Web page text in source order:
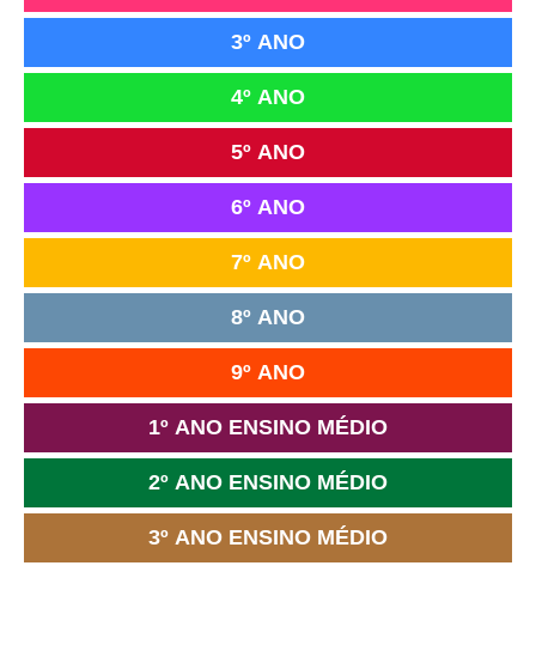
3º ANO
4º ANO
5º ANO
6º ANO
7º ANO
8º ANO
9º ANO
1º ANO ENSINO MÉDIO
2º ANO ENSINO MÉDIO
3º ANO ENSINO MÉDIO